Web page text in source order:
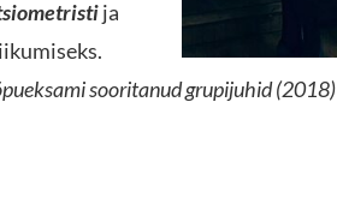
ja
liikumiseks.
sooritanud grupijuhid (2018)